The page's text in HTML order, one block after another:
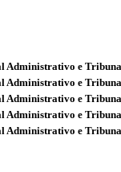
Administrativo e
Administrativo e
Administrativo e
Administrativo e
Administrativo e